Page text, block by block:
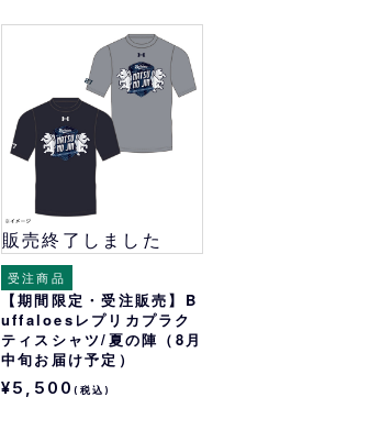
販売終了しました
受注商品
【期間限定・受注販売】B
uffaloesレプリカプラク
ティスシャツ/夏の陣（8月
中旬お届け予定）
¥5,500(税込)